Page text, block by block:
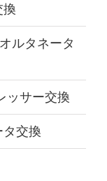
ルタネータ
サー交換
交換